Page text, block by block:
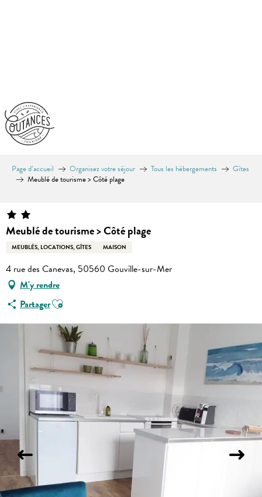
Page d’accueil Organisez votre séjour Tous les hébergements
Gîtes
Meublé de tourisme > Côté plage
Meublé de tourisme > Côté plage
MEUBLÉS, LOCATIONS, GÎTES MAISON
4 rue des Canevas, 50560 Gouville-sur-Mer
M'y rendre
PartagerAjouter aux favoris